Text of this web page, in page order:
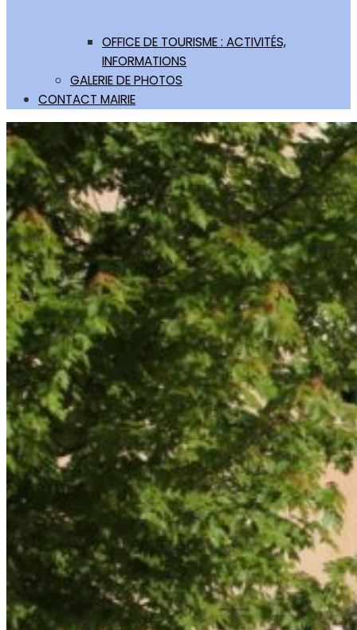
OFFICE DE TOURISME : ACTIVITÉS,
INFORMATIONS
GALERIE DE PHOTOS
CONTACT MAIRIE